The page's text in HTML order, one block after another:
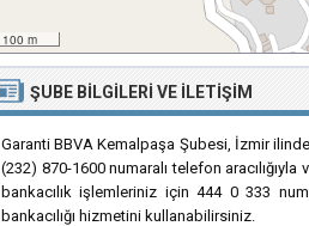
100 m
ŞUBE BILGILERI VE İLETIŞIM
Garanti BBVA Kemalpaşa Şubesi, İzmir
(232) 870-1600 numaralı telefon
bankacılık işlemleriniz için 444 0 333
bankacılığı hizmetini kullanabilirsiniz.